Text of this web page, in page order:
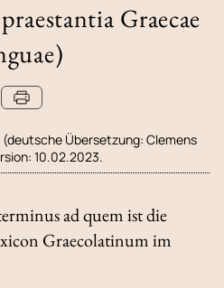
Graecae
(deutsche Übersetzung: Clemens
10.02.2023.
ad quemist die
Graecolatinumim